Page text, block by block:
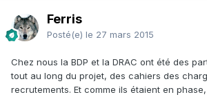
Ferris
Posté(e) le 27 mars 2015
Chez nous la BDP et la DRAC ont été des
tout au long du projet, des cahiers des
recrutements. Et comme ils étaient en